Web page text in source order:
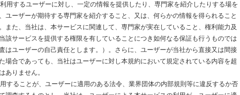
用するユーザーに対し、一定の情報を提供したり、専門家を紹介したりする場を
ユーザーが期待する専門家を紹介すること、又は、何らかの情報を得られること
また、当社は、本サービスに関連して、専門家が実在していること、権利能力及
該サービスを提供する権限を有していることにつき如何なる保証も行うものでは
はユーザーの自己責任とします。）。さらに、ユーザーが当社から直接又は間接
場合であっても、当社はユーザーに対し本規約において規定されている内容を超
ありません。
することが、ユーザーに適用のある法令、業界団体の内部規則等に違反するか否